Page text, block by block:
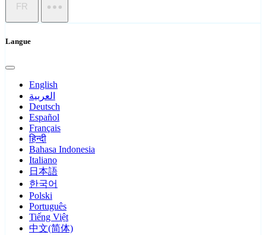
FR
Langue
English
العربية
Deutsch
Español
Français
हिन्दी
Bahasa Indonesia
Italiano
日本語
한국어
Polski
Português
Tiếng Việt
中文(简体)